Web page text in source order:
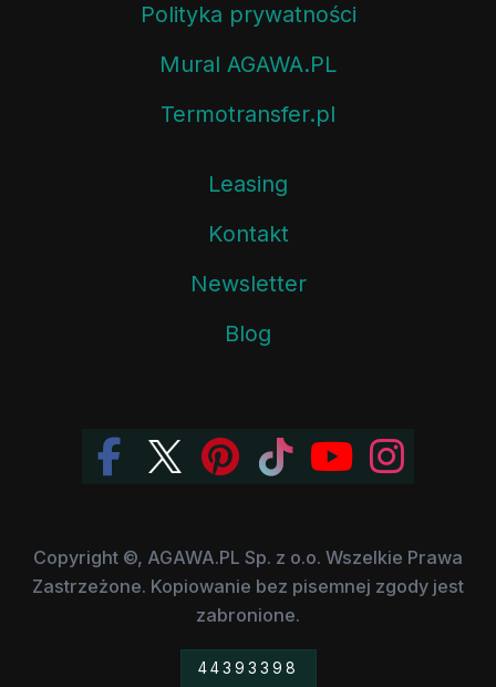
Polityka prywatności
Mural AGAWA.PL
Termotransfer.pl
Leasing
Kontakt
Newsletter
Blog
Copyright ©, AGAWA.PL Sp. z o.o. Wszelkie Prawa
Zastrzeżone. Kopiowanie bez pisemnej zgody jest
zabronione.
44393398